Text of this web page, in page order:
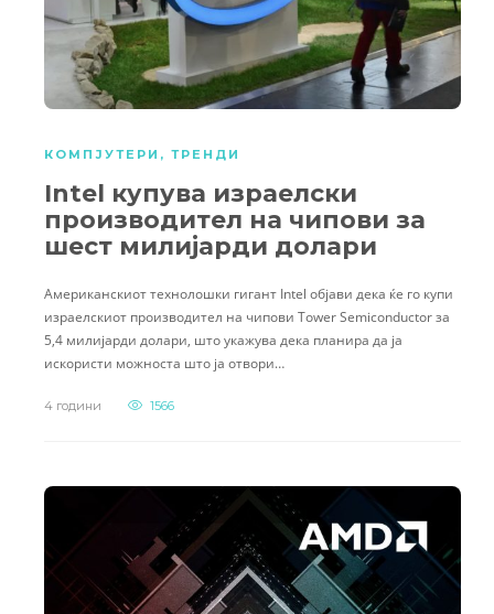
КОМПЈУТЕРИ , ТРЕНДИ
Intel купува израелски
производител на чипови за
шест милијарди долари
Американскиот технолошки гигант Intel објави дека ќе го купи
израелскиот производител на чипови Tower Semiconductor за
5,4 милијарди долари, што укажува дека планира да ја
искористи можноста што ја отвори…
4 години 1566